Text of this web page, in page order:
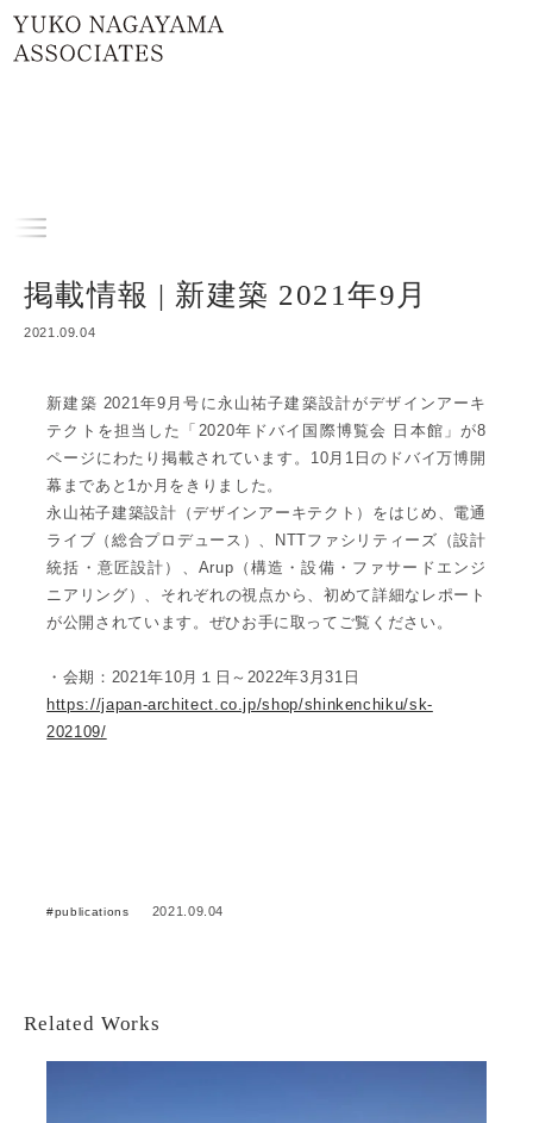
ュ
ー
Home
掲載情報 | 新建築 2021年9月
2021.09.04
新建築 2021年9月号に永山祐子建築設計がデザインアーキ
テクトを担当した「2020年ドバイ国際博覧会 日本館」が8
ページにわたり掲載されています。10月1日のドバイ万博開
幕まであと1か月をきりました。
永山祐子建築設計（デザインアーキテクト）をはじめ、電通
ライブ（総合プロデュース）、NTTファシリティーズ（設計
統括・意匠設計）、Arup（構造・設備・ファサードエンジ
ニアリング）、それぞれの視点から、初めて詳細なレポート
が公開されています。ぜひお手に取ってご覧ください。
・会期：2021年10月１日～2022年3月31日
https://japan-architect.co.jp/shop/shinkenchiku/sk-
202109/
publications 2021.09.04
Related Works